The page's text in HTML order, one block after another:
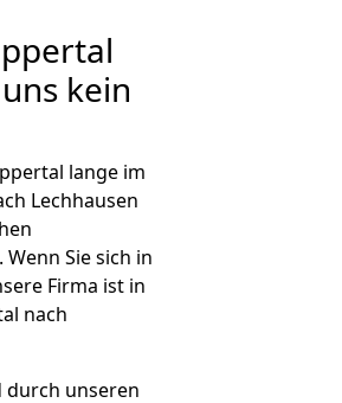
kein
lange im
Lechhausen
. Wenn Sie sich in
Firma ist in
nach
durch unseren